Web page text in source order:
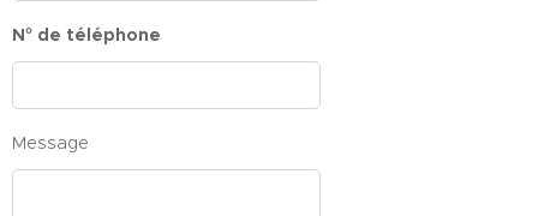
N° de téléphone
Message